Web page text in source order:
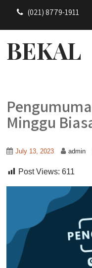
(021) 8779-1911
BEKAL
Minggu
July 13, 2023 admin
Post Views: 611